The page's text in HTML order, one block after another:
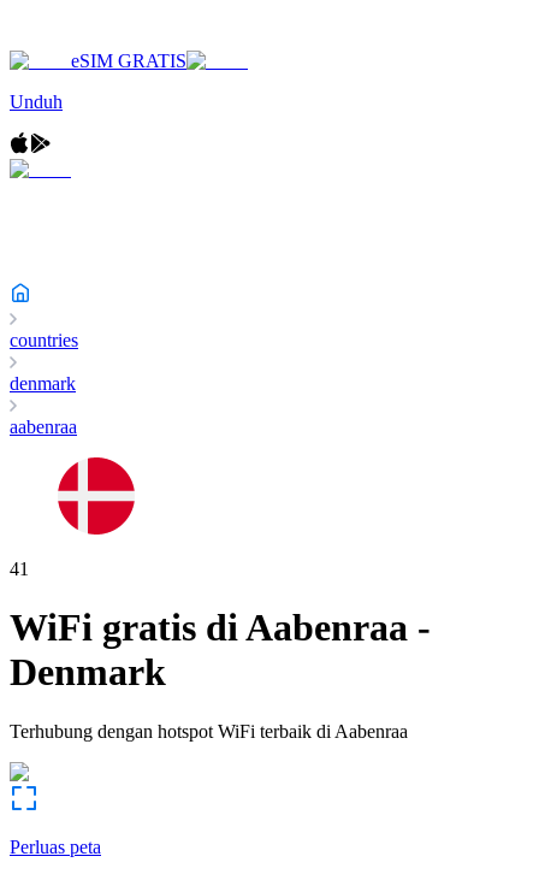
eSIM GRATIS
Unduh
countries
denmark
aabenraa
41
WiFi gratis diAabenraa -
Denmark
Terhubung dengan hotspot WiFi terbaik di Aabenraa
Perluas peta